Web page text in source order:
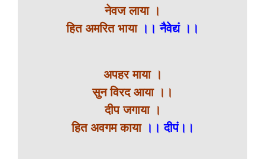
नेवज लाया ।
हित अमरित भाया।। नैवेद्यं ।।
अपहर माया ।
सुन विरद आया ।।
दीप जगाया ।
हित अवगम काया ।। दीपं।।